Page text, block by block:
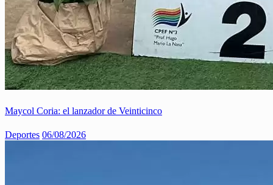
Maycol Coria: el lanzador de Veinticinco
Deportes 06/08/2026